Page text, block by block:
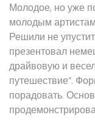
Молодое, но уже
молодым
Решили не
презентовал
драйвовую и
путешествие”.
порадовать.